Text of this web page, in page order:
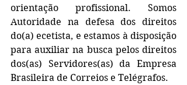
orientação profissional. Somos
Autoridade na defesa dos direitos
do(a) ecetista, e estamos à disposição
para auxiliar na busca pelos direitos
dos(as) Servidores(as) da Empresa
Brasileira de Correios e Telégrafos.